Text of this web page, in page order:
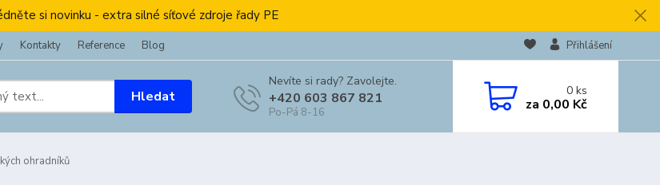
si novinku - extra silné síťové zdroje řady PE
Kontakty Reference Blog Přihlášení
Hledat
Nevíte si rady? Zavolejte.
+420 603 867 821
Po-Pá 8-16
0ks
za 0,00 Kč
ohradníků